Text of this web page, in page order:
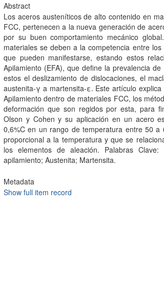
Abstract
Los aceros austeníticos de alto contenido en
FCC, pertenecen a la nueva generación de
por su buen comportamiento mecánico
materiales se deben a la competencia entre
que pueden manifestarse, estando estos
Apilamiento (EFA), que define la prevalencia
estos el deslizamiento de dislocaciones, el
austenita-γ a martensita-ε. Este artículo
Apilamiento dentro de materiales FCC, los
deformación que son regidos por esta, para
Olson y Cohen y su aplicación en un acero
0,6%C en un rango de temperatura entre 50
proporcional a la temperatura y que se
los elementos de aleación. Palabras
apilamiento; Austenita; Martensita.
Metadata
Show full item record